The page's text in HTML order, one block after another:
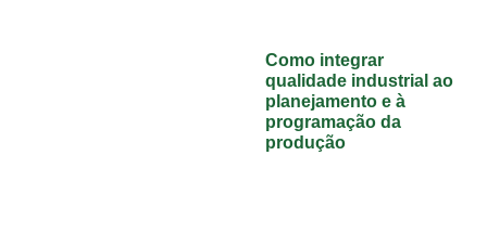
Como integrar
qualidade industrial ao
planejamento e à
programação da
produção